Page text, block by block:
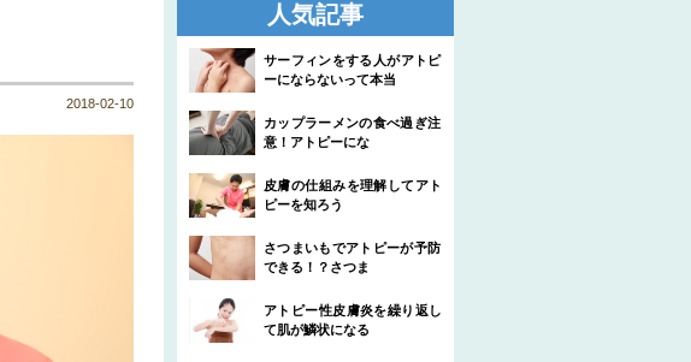
2018-02-10
人気記事
サーフィンをする人がアトピ
ーにならないって本当
カップラーメンの食べ過ぎ注
意！アトピーにな
皮膚の仕組みを理解してアト
ピーを知ろう
さつまいもでアトピーが予防
できる！？さつま
アトピー性皮膚炎を繰り返し
て肌が鱗状になる